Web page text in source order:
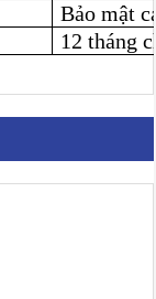
Bảo mật
12 tháng